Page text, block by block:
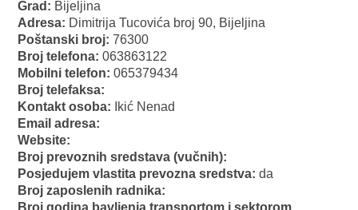
Grad: Bijeljina
Adresa: Dimitrija Tucovića broj 90, Bijeljina
Poštanski broj:76300
Broj telefona:063863122
Mobilni telefon:065379434
Broj telefaksa:
Kontakt osoba:
Ikić Nenad
Email adresa:
Website:
Broj prevoznih sredstava (vučnih):
Posjedujem vlastita prevozna sredstva:da
Broj zaposlenih radnika: